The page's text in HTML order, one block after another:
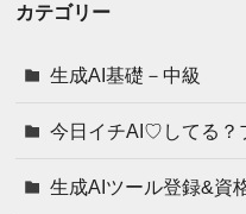
カテゴリー
生成AI基礎－中級
今日イチAI♡してる？
生成AIツール登録&資